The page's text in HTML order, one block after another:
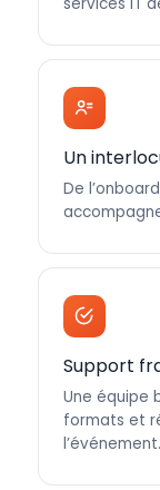
Un
De
Support
Une équipe
formats et
l’événement.